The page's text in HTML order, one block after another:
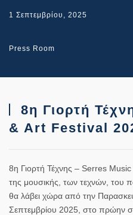
1 Σεπτεμβρίου, 2025
Press Room
8η Γιορτή
& Art Festival
8η Γιορτή Τέχνης – Serres Music
της μουσικής, των τεχνών, του
θα λάβει χώρα από την
Σεπτεμβρίου 2025, στο πρώην